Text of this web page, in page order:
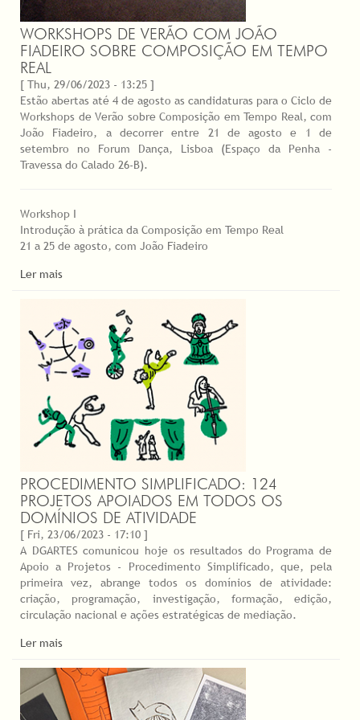
WORKSHOPS DE VERÃO COM JOÃO
FIADEIRO SOBRE COMPOSIÇÃO EM TEMPO
REAL
[ Thu, 29/06/2023 - 13:25 ]
Estão abertas até 4 de agosto as candidaturas para o Ciclo de
Workshops de Verão sobre Composição em Tempo Real, com
João Fiadeiro, a decorrer entre 21 de agosto e 1 de
setembro no Forum Dança, Lisboa (Espaço da Penha -
Travessa do Calado 26-B).
Workshop I
Introdução à prática da Composição em Tempo Real
21 a 25 de agosto, com João Fiadeiro
Ler mais
PROCEDIMENTO SIMPLIFICADO: 124
PROJETOS APOIADOS EM TODOS OS
DOMÍNIOS DE ATIVIDADE
[ Fri, 23/06/2023 - 17:10 ]
A DGARTES comunicou hoje os resultados do Programa de
Apoio a Projetos - Procedimento Simplificado, que, pela
primeira vez, abrange todos os domínios de atividade:
criação, programação, investigação, formação, edição,
circulação nacional e ações estratégicas de mediação.
Ler mais